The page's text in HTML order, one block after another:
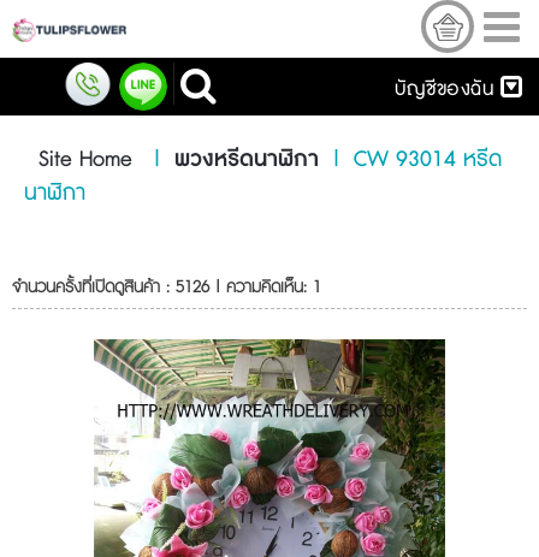
บัญชีของฉัน
Site Home | พวงหรีดนาฬิกา | CW 93014 หรีด
นาฬิกา
จำนวนครั้งที่เปิดดูสินค้า : 5126 | ความคิดเห็น: 1